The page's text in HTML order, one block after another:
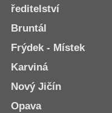
ředitelství
Bruntál
Frýdek - Místek
Karviná
Nový Jičín
Opava